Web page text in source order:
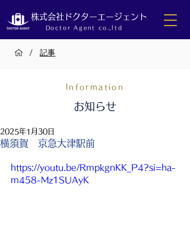
株式会社ドクターエージェント
Doctor Agent co.,ltd
/ 記事
Information
お知らせ
横須賀 京急大津駅前
2025年1月30日
https://youtu.be/RmpkgnKK_P4?si=ha-
m458-Mz1SUAyK